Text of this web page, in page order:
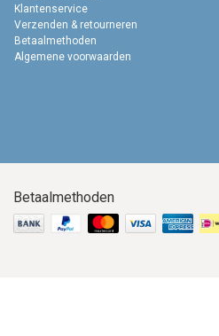
Klantenservice
Verzenden & retourneren
Betaalmethoden
Algemene voorwaarden
Betaalmethoden